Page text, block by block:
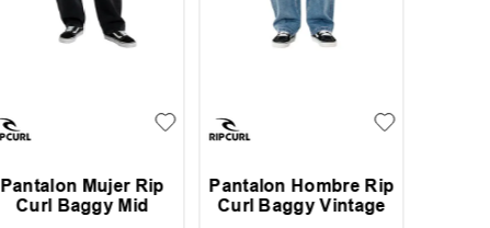
Pantalon Mujer Rip
Curl Baggy Mid
Pantalon Hombre Rip
Curl Baggy Vintage